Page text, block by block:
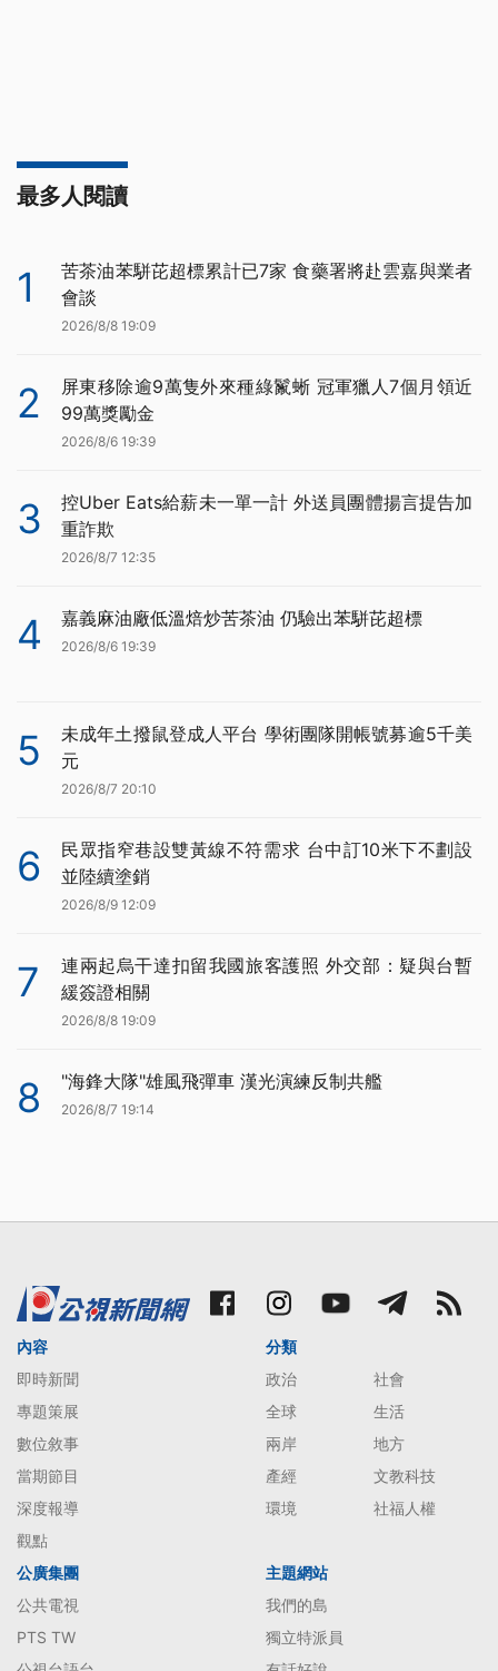
最多人閱讀
1
苦茶油苯駢芘超標累計已7家 食藥署將赴雲嘉與業者
會談
2026/8/8 19:09
2
屏東移除逾9萬隻外來種綠鬣蜥 冠軍獵人7個月領近
99萬獎勵金
2026/8/6 19:39
3
控Uber Eats給薪未一單一計 外送員團體揚言提告加
重詐欺
2026/8/7 12:35
4 嘉義麻油廠低溫焙炒苦茶油 仍驗出苯駢芘超標
2026/8/6 19:39
5
未成年土撥鼠登成人平台 學術團隊開帳號募逾5千美
元
2026/8/7 20:10
6
民眾指窄巷設雙黃線不符需求 台中訂10米下不劃設
並陸續塗銷
2026/8/9 12:09
7
連兩起烏干達扣留我國旅客護照 外交部：疑與台暫
緩簽證相關
2026/8/8 19:09
8 "海鋒大隊"雄風飛彈車 漢光演練反制共艦
2026/8/7 19:14
內容
即時新聞
專題策展
數位敘事
當期節目
深度報導
觀點
分類
政治
社會
全球
生活
兩岸
地方
產經
文教科技
環境
社福人權
公廣集團
公共電視
PTS TW
主題網站
我們的島
獨立特派員